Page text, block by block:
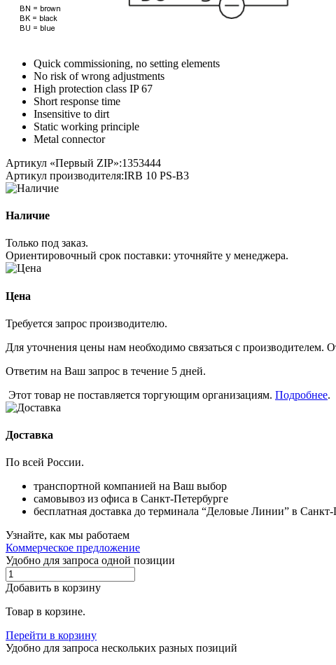
Quick commissioning, no setting elements
No risk of wrong adjustments
High protection class IP 67
Short response time
Insensitive to dirt
Static working principle
Metal connector
Артикул «Первый ZIP»:1353444
Артикул производителя:IRB 10 PS-B3
Наличие
Только под заказ.
Ориентировочный срок поставки: уточняйте у менеджера.
Цена
Требуется запрос производителю.
Для уточнения цены нам необходимо связаться с производителем.
Ответим на Ваш запрос в течение 5 дней.
Этот товар не поставляется торгующим организациям. Подробнее.
Доставка
По всей России.
транспортной компанией на Ваш выбор
самовывоз из офиса в Санкт-Петербурге
бесплатная доставка до терминала “Деловые Линии” в Санкт-
Узнайте, как мы работаем
Коммерческое предложение
Удобно для запроса одной позиции
Добавить в корзину
Товар в корзине.
Перейти в корзину
Удобно для запроса нескольких разных позиций